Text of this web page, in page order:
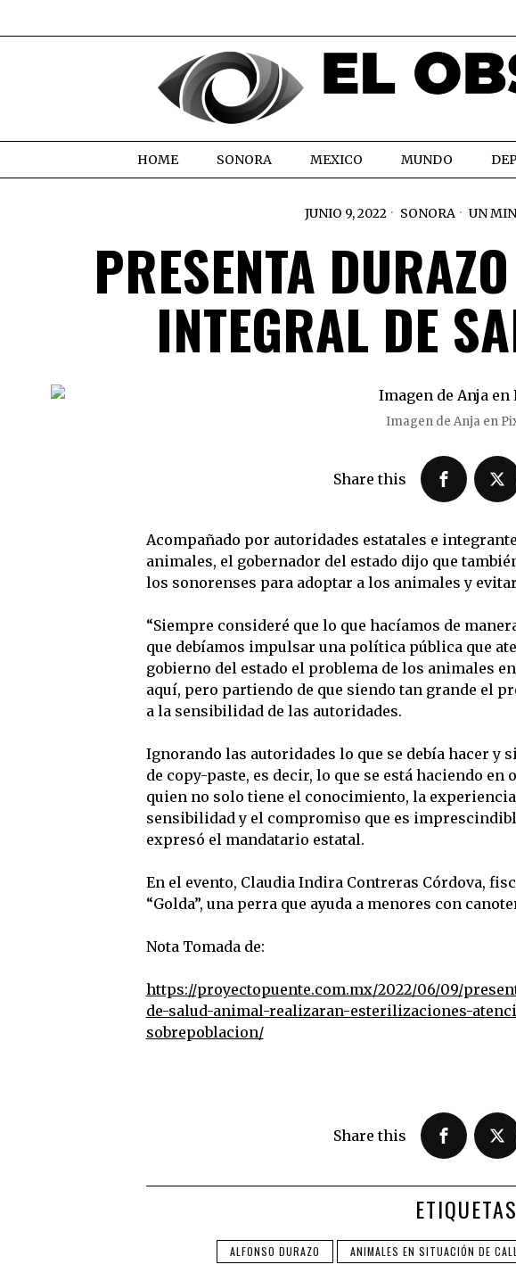
HOME SONORA MEXICO MUNDO
JUNIO 9, 2022 SONORA UN
PRESENTA
INTEGRAL DE
Imagen de Anja en
Share this
Acompañado por autoridades estatales e
animales, el gobernador del estado dijo que
los sonorenses para adoptar a los animales y
“Siempre consideré que lo que hacíamos de
que debíamos impulsar una política pública que
gobierno del estado el problema de los animales
aquí, pero partiendo de que siendo tan grande el
a la sensibilidad de las autoridades.
Ignorando las autoridades lo que se debía hacer y
de copy-paste, es decir, lo que se está haciendo
quien no solo tiene el conocimiento, la
sensibilidad y el compromiso que es
expresó el mandatario estatal.
En el evento, Claudia Indira Contreras Córdova,
“Golda”, una perra que ayuda a menores con
Nota Tomada de:
https://proyectopuente.com.mx/2022/06/09/
de-salud-animal-realizaran-esterilizaciones-
sobrepoblacion/
Share this
ETIQUETAS
ALFONSO DURAZO ANIMALES EN SITUACIÓN DE